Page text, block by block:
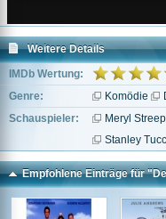
Weitere Details
IMDb Wertung:
Genre:
Komödie
Schauspieler:
Meryl Streep
Stanley
Empfohlene Einträge für